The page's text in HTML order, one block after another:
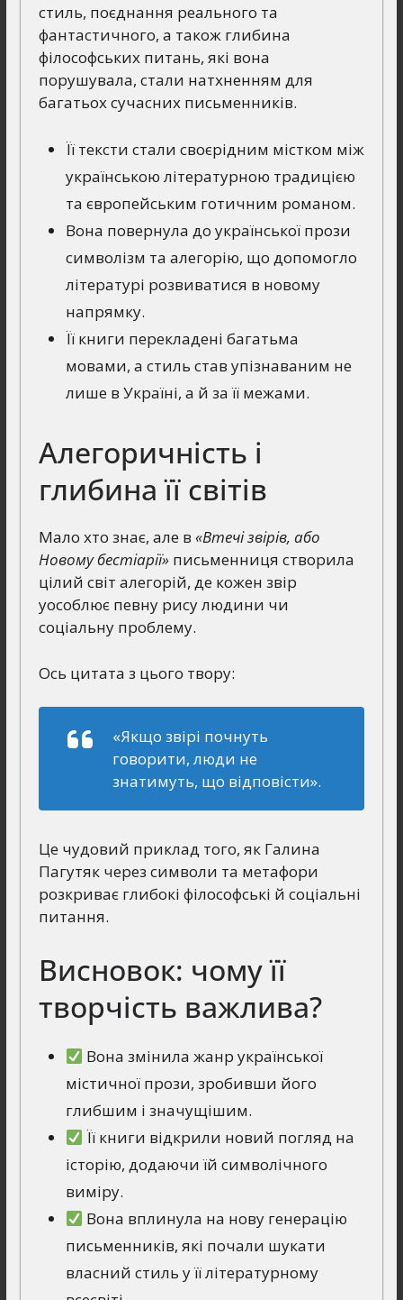
стиль, поєднання реального та
фантастичного, а також глибина
філософських питань, які вона
порушувала, стали натхненням для
багатьох сучасних письменників.
Її тексти стали своєрідним містком між
українською літературною традицією
та європейським готичним романом.
Вона повернула до української прози
символізм та алегорію, що допомогло
літературі розвиватися в новому
напрямку.
Її книги перекладені багатьма
мовами, а стиль став упізнаваним не
лише в Україні, а й за її межами.
Алегоричність і
глибина її світів
Мало хто знає, але в «Втечі звірів, або
Новому бестіарії»письменниця створила
цілий світ алегорій, де кожен звір
уособлює певну рису людини чи
соціальну проблему.
Ось цитата з цього твору:
«Якщо звірі почнуть
говорити, люди не
знатимуть, що відповісти».
Це чудовий приклад того, як Галина
Пагутяк через символи та метафори
розкриває глибокі філософські й соціальні
питання.
Висновок: чому її
творчість важлива?
Вона змінила жанр української
містичної прози, зробивши його
глибшим і значущішим.
Її книги відкрили новий погляд на
історію, додаючи їй символічного
виміру.
Вона вплинула на нову генерацію
письменників, які почали шукати
власний стиль у її літературному